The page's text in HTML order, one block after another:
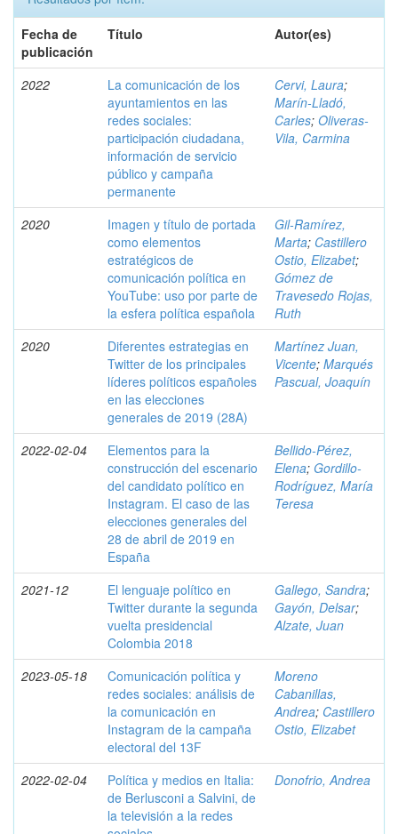
Fecha de
publicación
Título Autor(es)
2022
La comunicación de los
ayuntamientos en las
redes sociales:
participación ciudadana,
información de servicio
público y campaña
permanente
Cervi, Laura;
Marín-Lladó,
Carles; Oliveras-
Vila, Carmina
2020
Imagen y título de portada
como elementos
estratégicos de
comunicación política en
YouTube: uso por parte de
la esfera política española
Gil-Ramírez,
Marta; Castillero
Ostio, Elizabet;
Gómez de
Travesedo Rojas,
Ruth
2020
Diferentes estrategias en
Twitter de los principales
líderes políticos españoles
en las elecciones
generales de 2019 (28A)
Martínez Juan,
Vicente; Marqués
Pascual, Joaquín
2022-02-04
Elementos para la
construcción del escenario
del candidato político en
Instagram. El caso de las
elecciones generales del
28 de abril de 2019 en
España
Bellido-Pérez,
Elena; Gordillo-
Rodríguez, María
Teresa
2021-12
El lenguaje político en
Twitter durante la segunda
vuelta presidencial
Colombia 2018
Gallego, Sandra;
Gayón, Delsar;
Alzate, Juan
2023-05-18
Comunicación política y
redes sociales: análisis de
la comunicación en
Instagram de la campaña
electoral del 13F
Moreno
Cabanillas,
Andrea; Castillero
Ostio, Elizabet
2022-02-04
Política y medios en Italia:
de Berlusconi a Salvini, de
la televisión a la redes
Donofrio, Andrea